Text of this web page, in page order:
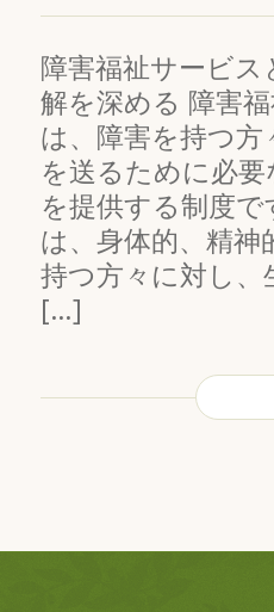
障害福祉サービ
解を深める 障害
は、障害を持つ
を送るために必
を提供する制度
は、身体的、精神
持つ方々に対し、
[…]